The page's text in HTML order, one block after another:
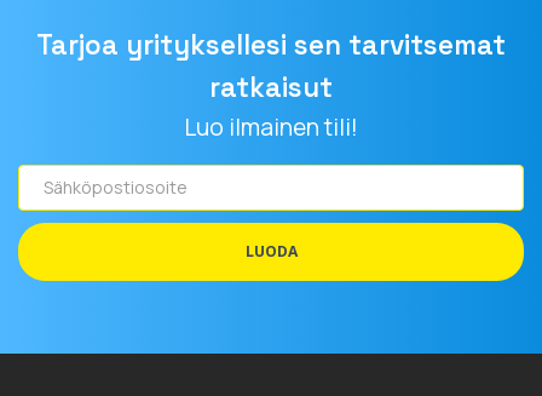
Tarjoa yrityksellesi sen tarvitsemat
ratkaisut
Luo ilmainen tili!
Sähköpostiosoite
LUODA